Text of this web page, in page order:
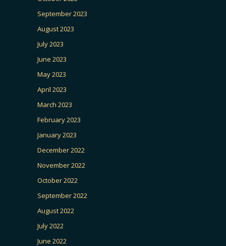
September 2023
August 2023
July 2023
June 2023
May 2023
April 2023
March 2023
February 2023
January 2023
December 2022
November 2022
October 2022
September 2022
August 2022
July 2022
June 2022